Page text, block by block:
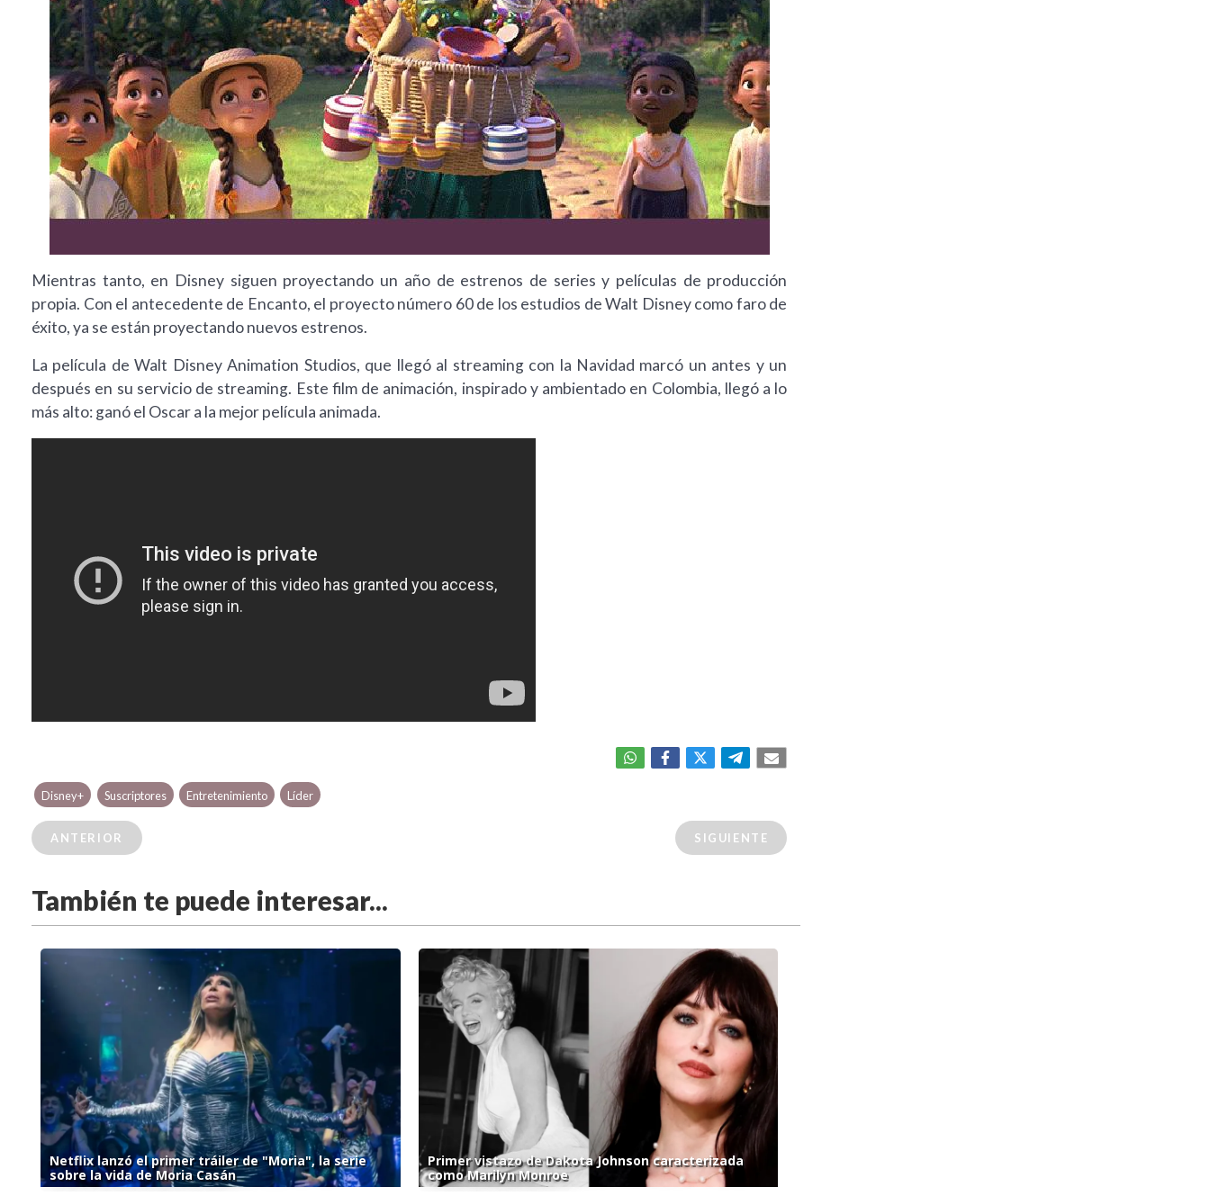
Mientras tanto, en Disney siguen proyectando un año de estrenos de series y películas de producción
propia. Con el antecedente de Encanto, el proyecto número 60 de los estudios de Walt Disney como faro de
éxito, ya se están proyectando nuevos estrenos.
La película de Walt Disney Animation Studios, que llegó al streaming con la Navidad marcó un antes y un
después en su servicio de streaming. Este film de animación, inspirado y ambientado en Colombia, llegó a lo
más alto: ganó el Oscar a la mejor película animada.
Disney+ Suscriptores Entretenimiento Líder
ANTERIOR SIGUIENTE
También te puede interesar...
Netflix lanzó el primer tráiler de "Moria", la serie
sobre la vida de Moria Casán
Primer vistazo de Dakota Johnson caracterizada
como Marilyn Monroe